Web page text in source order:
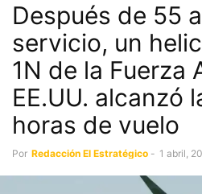
Después de 55
servicio, un
1N de la Fuerza
EE.UU. alcanzó
horas de vuelo
Por Redacción El Estratégico - 1 abril,